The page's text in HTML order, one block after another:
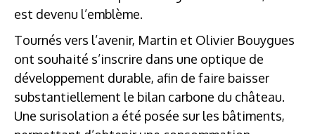
est devenu l’emblème.
Tournés vers l’avenir, Martin et Olivier Bouygues
ont souhaité s’inscrire dans une optique de
développement durable, afin de faire baisser
substantiellement le bilan carbone du château.
Une surisolation a été posée sur les bâtiments,